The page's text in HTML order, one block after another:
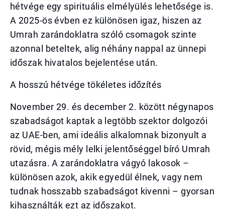
hétvége egy spirituális elmélyülés lehetősége is.
A 2025-ös évben ez különösen igaz, hiszen az
Umrah zarándoklatra szóló csomagok szinte
azonnal beteltek, alig néhány nappal az ünnepi
időszak hivatalos bejelentése után.
A hosszú hétvége tökéletes időzítés
November 29. és december 2. között négynapos
szabadságot kaptak a legtöbb szektor dolgozói
az UAE-ben, ami ideális alkalomnak bizonyult a
rövid, mégis mély lelki jelentőséggel bíró Umrah
utazásra. A zarándoklatra vágyó lakosok –
különösen azok, akik egyedül élnek, vagy nem
tudnak hosszabb szabadságot kivenni – gyorsan
kihasználták ezt az időszakot.